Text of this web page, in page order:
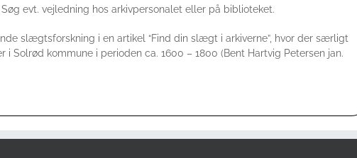
evt. vejledning hos arkivpersonalet eller på biblioteket.
slægtsforskning i en artikel “Find din slægt i arkiverne”, hvor der særligt
Solrød kommune i perioden ca. 1600 – 1800 (Bent Hartvig Petersen jan.